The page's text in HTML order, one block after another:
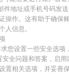
件地址或手机号码发
操作。这有助于确保
人信息。
您设置一些安全选项
安全问题和答案，启
置相关选项，并妥善